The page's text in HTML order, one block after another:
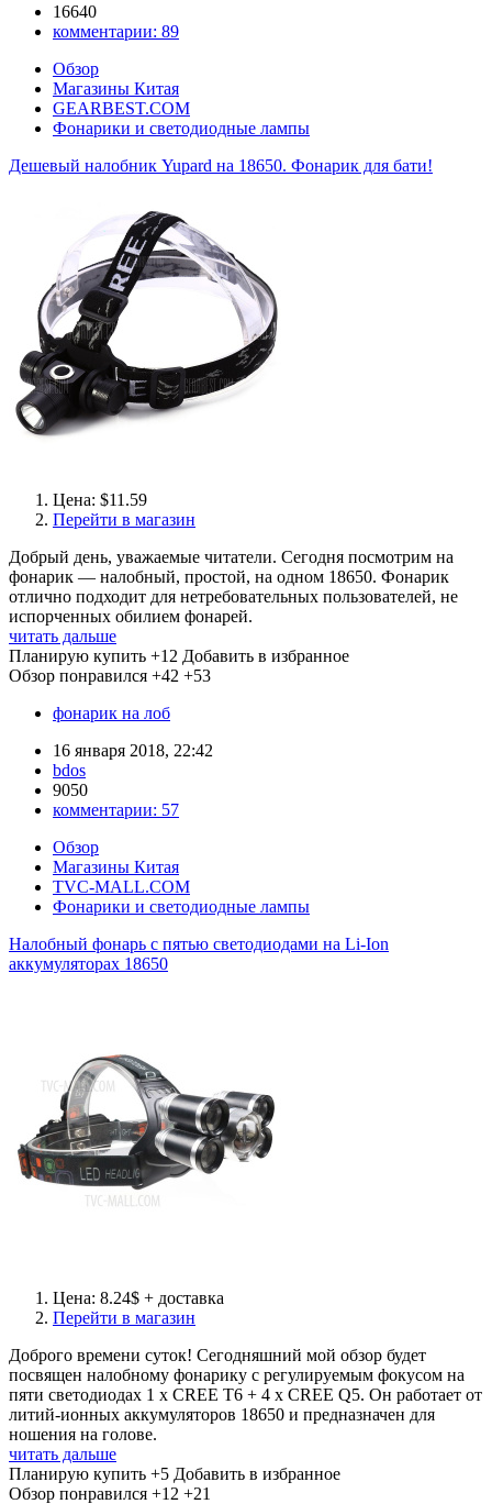
16640
комментарии: 89
Обзор
Магазины Китая
GEARBEST.COM
Фонарики и светодиодные лампы
Дешевый налобник Yupard на 18650. Фонарик для бати!
Цена: $11.59
Перейти в магазин
Добрый день, уважаемые читатели. Сегодня посмотрим на
фонарик — налобный, простой, на одном 18650. Фонарик
отлично подходит для нетребовательных пользователей, не
испорченных обилием фонарей.
читать дальше
Планирую купить +12 Добавить в избранное
Обзор понравился +42 +53
фонарик на лоб
16 января 2018, 22:42
bdos
9050
комментарии: 57
Обзор
Магазины Китая
TVC-MALL.COM
Фонарики и светодиодные лампы
Налобный фонарь с пятью светодиодами на Li-Ion
аккумуляторах 18650
Цена: 8.24$ + доставка
Перейти в магазин
Доброго времени суток! Сегодняшний мой обзор будет
посвящен налобному фонарику с регулируемым фокусом на
пяти светодиодах 1 x CREE T6 + 4 x CREE Q5. Он работает от
литий-ионных аккумуляторов 18650 и предназначен для
ношения на голове.
читать дальше
Планирую купить +5 Добавить в избранное
Обзор понравился +12 +21